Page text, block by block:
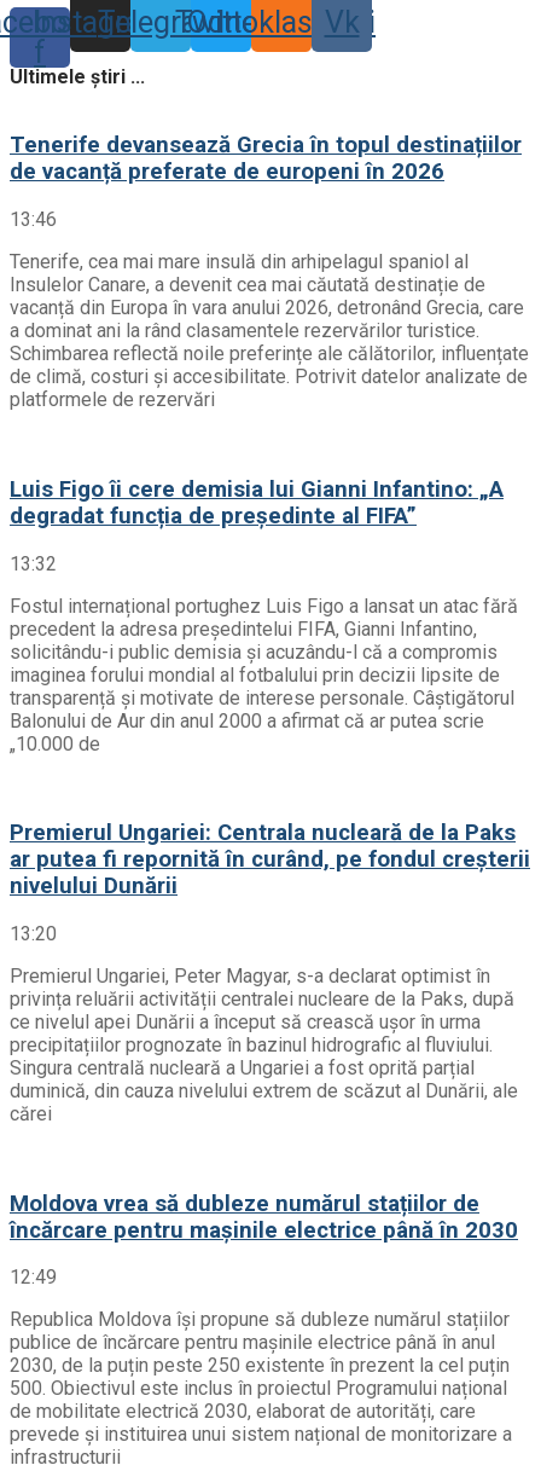
f
Instagram
TelegramTwitter
Odnoklassniki
Vk
Ultimele știri ...
Tenerife devansează Grecia în topul destinațiilor
de vacanță preferate de europeni în 2026
13:46
Tenerife, cea mai mare insulă din arhipelagul spaniol al
Insulelor Canare, a devenit cea mai căutată destinație de
vacanță din Europa în vara anului 2026, detronând Grecia, care
a dominat ani la rând clasamentele rezervărilor turistice.
Schimbarea reflectă noile preferințe ale călătorilor, influențate
de climă, costuri și accesibilitate. Potrivit datelor analizate de
platformele de rezervări
Luis Figo îi cere demisia lui Gianni Infantino: „A
degradat funcția de președinte al FIFA”
13:32
Fostul internațional portughez Luis Figo a lansat un atac fără
precedent la adresa președintelui FIFA, Gianni Infantino,
solicitându-i public demisia și acuzându-l că a compromis
imaginea forului mondial al fotbalului prin decizii lipsite de
transparență și motivate de interese personale. Câștigătorul
Balonului de Aur din anul 2000 a afirmat că ar putea scrie
„10.000 de
Premierul Ungariei: Centrala nucleară de la Paks
ar putea fi repornită în curând, pe fondul creșterii
nivelului Dunării
13:20
Premierul Ungariei, Peter Magyar, s-a declarat optimist în
privința reluării activității centralei nucleare de la Paks, după
ce nivelul apei Dunării a început să crească ușor în urma
precipitațiilor prognozate în bazinul hidrografic al fluviului.
Singura centrală nucleară a Ungariei a fost oprită parțial
duminică, din cauza nivelului extrem de scăzut al Dunării, ale
cărei
Moldova vrea să dubleze numărul stațiilor de
încărcare pentru mașinile electrice până în 2030
12:49
Republica Moldova își propune să dubleze numărul stațiilor
publice de încărcare pentru mașinile electrice până în anul
2030, de la puțin peste 250 existente în prezent la cel puțin
500. Obiectivul este inclus în proiectul Programului național
de mobilitate electrică 2030, elaborat de autorități, care
prevede și instituirea unui sistem național de monitorizare a
infrastructurii